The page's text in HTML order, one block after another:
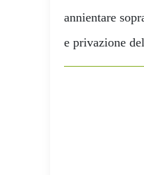
annientare
e privazione